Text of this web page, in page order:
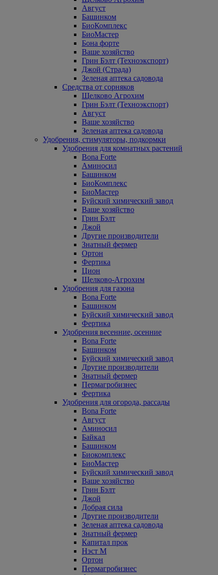
Август
Башинком
БиоКомплекс
БиоМастер
Бона форте
Ваше хозяйство
Грин Бэлт (Техноэкспорт)
Джой (Страда)
Зеленая аптека садовода
Средства от сорняков
Щелково Агрохим
Грин Бэлт (Техноэкспорт)
Август
Ваше хозяйство
Зеленая аптека садовода
Удобрения, стимуляторы, подкормки
Удобрения для комнатных растений
Bona Forte
Аминосил
Башинком
БиоКомплекс
БиоМастер
Буйский химический завод
Ваше хозяйство
Грин Бэлт
Джой
Другие производители
Знатный фермер
Ортон
Фертика
Цион
Щелково-Агрохим
Удобрения для газона
Bona Forte
Башинком
Буйский химический завод
Фертика
Удобрения весенние, осенние
Bona Forte
Башинком
Буйский химический завод
Другие производители
Знатный фермер
Пермагробизнес
Фертика
Удобрения для огорода, рассады
Bona Forte
Август
Аминосил
Байкал
Башинком
Биокомплекс
БиоМастер
Буйский химический завод
Ваше хозяйство
Грин Бэлт
Джой
Добрая сила
Другие производители
Зеленая аптека садовода
Знатный фермер
Капитал прок
Нэст М
Ортон
Пермагробизнес